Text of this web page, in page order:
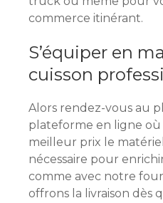
commerce itinérant.
S’équiper en
cuisson
Alors rendez-vous au
plateforme en ligne
meilleur prix le
nécessaire pour
comme avec notre
offrons la livraison dès